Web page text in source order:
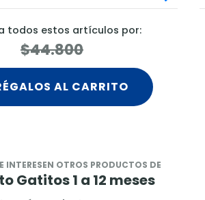
Compra todos
AGRÉGALOS
INTERESEN OTROS PRODUCTOS DE
Gatitos 1 a 12 meses